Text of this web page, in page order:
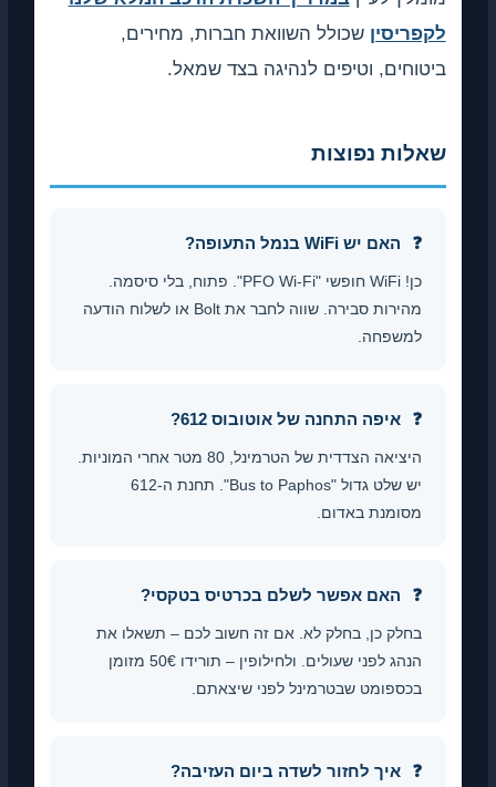
לקפריסיןשכולל השוואת חברות, מחירים,
ביטוחים, וטיפים לנהיגה בצד שמאל.
שאלות נפוצות
האם יש WiFi בנמל התעופה?
כן! WiFi חופשי "PFO Wi-Fi". פתוח, בלי סיסמה.
מהירות סבירה. שווה לחבר את Bolt או לשלוח הודעה
למשפחה.
איפה התחנה של אוטובוס 612?
היציאה הצדדית של הטרמינל, 80 מטר אחרי המוניות.
יש שלט גדול "Bus to Paphos". תחנת ה-612
מסומנת באדום.
האם אפשר לשלם בכרטיס בטקסי?
בחלק כן, בחלק לא. אם זה חשוב לכם – תשאלו את
הנהג לפני שעולים. ולחילופין – תורידו 50€ מזומן
בכספומט שבטרמינל לפני שיצאתם.
איך לחזור לשדה ביום העזיבה?